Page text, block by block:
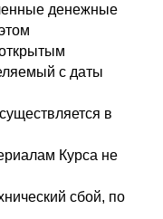
денежные
с даты
в
Курса не
сбой, по